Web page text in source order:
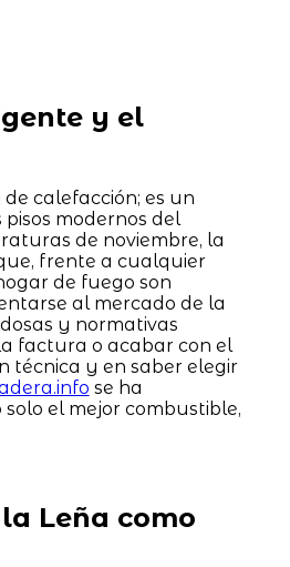
y el
calefacción; es un
modernos del
de noviembre, la
frente a cualquier
de fuego son
al mercado de la
y normativas
factura o acabar con el
técnica y en saber elegir
se ha
el mejor combustible,
Leña como